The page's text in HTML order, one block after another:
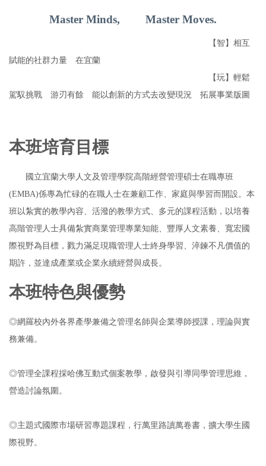
Master Minds, Master Moves.
【智】相互
賦能的社群力量 在宜蘭
【玩】輕鬆
駕馭挑戰 游刃有餘 能以創新的方式去改變現況 拓展事業版圖
本班培育目標
國立宜蘭大學人文及管理學院高階經營管理碩士在職專班
(EMBA)係專為忙碌的在職人士在兼顧工作、家庭與學習而開設。本
班以紮實的教學內容、活潑的教學方式、多元的課程活動，以培養
高階管理人士具備紮實商業管理專業知能、豐厚人文素養、寬宏國
際視野為目標，戮力滿足現職管理人士終身學習、淬鍊不凡價值的
期許，並達成產業或企業永續經營與成長。
本班特色與優勢
◎網羅校內外各界產學兼備之管理名師與企業導師授課，理論與實
務兼備。
◎管理全課程採哈佛互動式個案教學，啟發與引導同學管理思維，
營造討論氛圍。
◎主題式國際市場研習專題課程，行萬里路讀萬卷書，擴大學生國
際視野。